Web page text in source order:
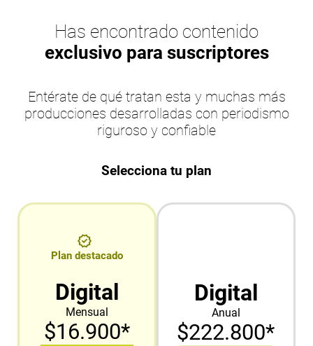
Has encontrado contenido
exclusivo para suscriptores
Entérate de qué tratan esta y muchas más
producciones desarrolladas con periodismo
riguroso y confiable
Selecciona tu plan
Plan destacado
Digital
Mensual
$16.900*
Digital
Anual
$222.800*